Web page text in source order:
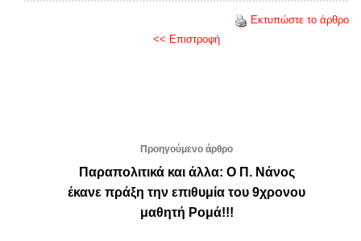
Εκτυπώστε το άρθρο
<< Επιστροφή
Προηγούμενο άρθρο
Παραπολιτικά και άλλα: Ο Π. Νάνος
έκανε πράξη την επιθυμία του 9χρονου
μαθητή Ρομά!!!